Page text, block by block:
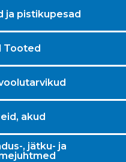
ja pistikupesad
Tooted
akud
, jätku- ja